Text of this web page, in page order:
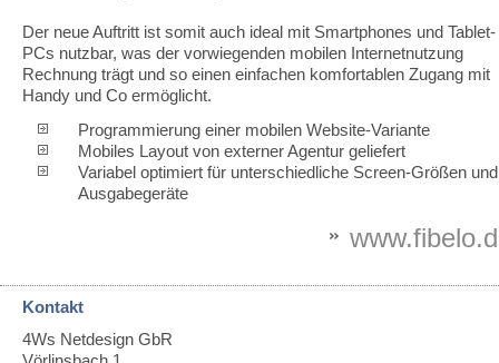
Der neue Auftritt ist somit auch ideal mit Smartphones und Tablet-
PCs nutzbar, was der vorwiegenden mobilen Internetnutzung
Rechnung trägt und so einen einfachen komfortablen Zugang mit
Handy und Co ermöglicht.
Programmierung einer mobilen Website-Variante
Mobiles Layout von externer Agentur geliefert
Variabel optimiert für unterschiedliche Screen-Größen und
Ausgabegeräte
Kontakt
4Ws Netdesign GbR